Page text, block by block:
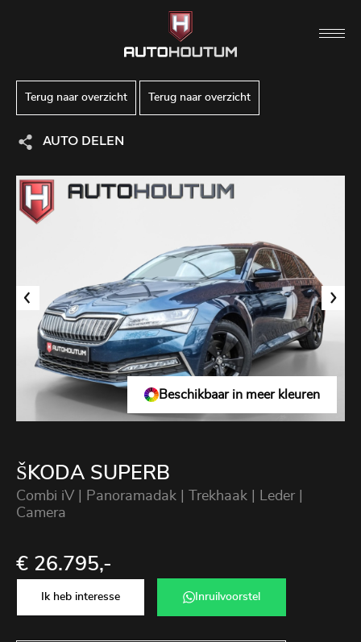
Terug naar overzicht Terug naar overzicht
AUTO DELEN
Beschikbaar in meer kleuren
ŠKODA SUPERB
Combi iV | Panoramadak | Trekhaak | Leder |
Camera
€ 26.795,-
Ik heb interesse Inruilvoorstel